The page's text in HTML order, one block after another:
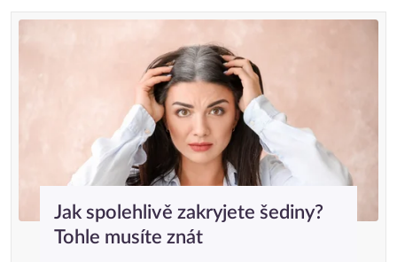
Jak spolehlivě zakryjete šediny?
Tohle musíte znát